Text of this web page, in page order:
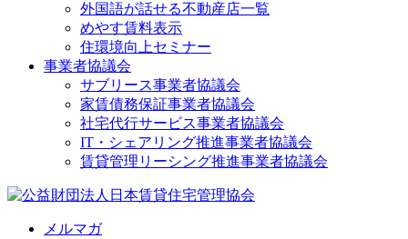
外国語が話せる不動産店一覧
めやす賃料表示
住環境向上セミナー
事業者協議会
サブリース事業者協議会
家賃債務保証事業者協議会
社宅代行サービス事業者協議会
IT・シェアリング推進事業者協議会
賃貸管理リーシング推進事業者協議会
メルマガ